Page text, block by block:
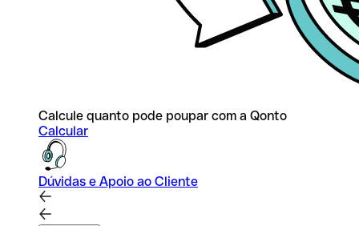
Calcule quanto pode poupar com a Qonto
Calcular
Dúvidas e Apoio ao Cliente